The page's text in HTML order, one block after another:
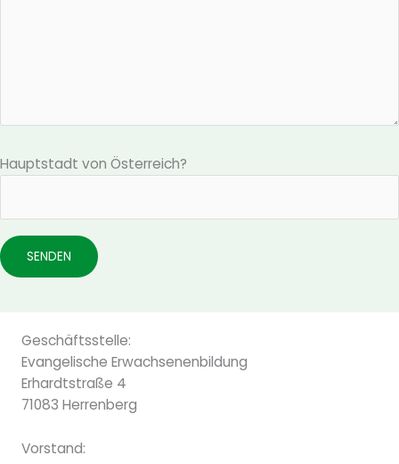
Hauptstadt von Österreich?
Geschäftsstelle:
Evangelische Erwachsenenbildung
Erhardtstraße 4
71083 Herrenberg
Vorstand: